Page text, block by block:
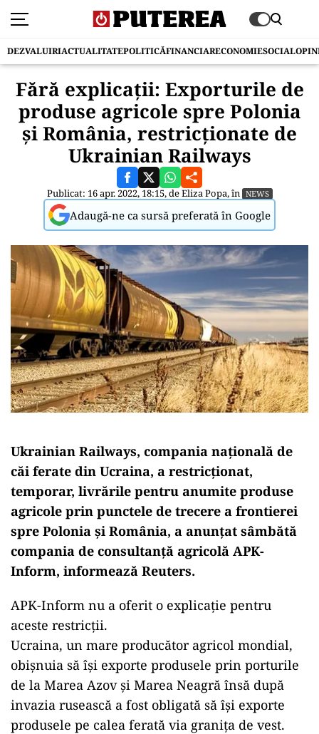
DEZVALUIRIACTUALITATEPOLITICĂFINANCIARECONOMIESOCIAL
Fără explicații: Exporturile de
produse agricole spre Polonia
şi România, restricționate de
Ukrainian Railways
Publicat: 16 apr. 2022, 18:15, deEliza Popa, în NEWS
Adaugă-ne ca sursă preferată în Google
Ukrainian Railways, compania naţională de
căi ferate din Ucraina, a restricţionat,
temporar, livrările pentru anumite produse
agricole prin punctele de trecere a frontierei
spre Polonia şi România, a anunţat sâmbătă
compania de consultanţă agricolă APK-
Inform, informează Reuters.
APK-Inform nu a oferit o explicaţie pentru
aceste restricţii.
Ucraina, un mare producător agricol mondial,
obişnuia să îşi exporte produsele prin porturile
de la Marea Azov şi Marea Neagră însă după
invazia rusească a fost obligată să îşi exporte
produsele pe calea ferată via graniţa de vest.